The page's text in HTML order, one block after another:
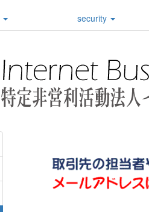
security